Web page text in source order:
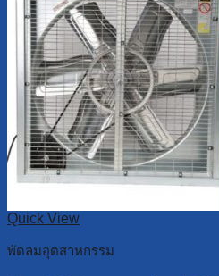
Quick View
พัดลมอุตสาหกรรม